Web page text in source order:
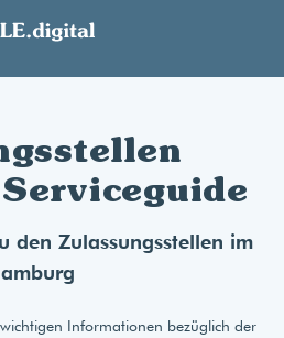
den Zulassungsstellen im
Informationen bezüglich der